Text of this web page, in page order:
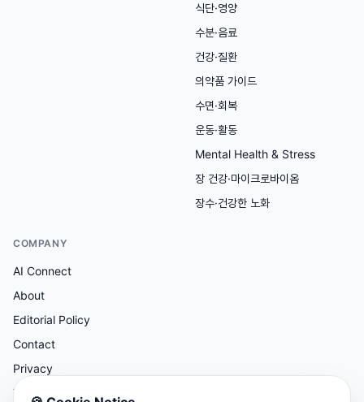
식단·영양
수분·음료
건강·질환
의약품 가이드
수면·회복
운동·활동
Mental Health & Stress
장 건강·마이크로바이옴
장수·건강한 노화
COMPANY
AI Connect
About
Editorial Policy
Contact
Privacy
Terms